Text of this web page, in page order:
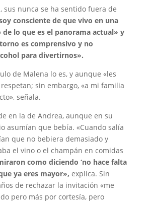
sus nunca se ha sentido fuera de
consciente de que vivo en una
lo que es el panorama actual» y
es comprensivo y no
para divertirnos».
de Malena lo es, y aunque «les
sin embargo, «a mi familia
señala.
en la de Andrea, aunque en su
asumían que bebía. «Cuando salía
que no bebiera demasiado y
el vino o el champán en comidas
como diciendo ‘no hace falta
ya eres mayor», explica. Sin
de rechazar la invitación «me
pero más por cortesía, pero